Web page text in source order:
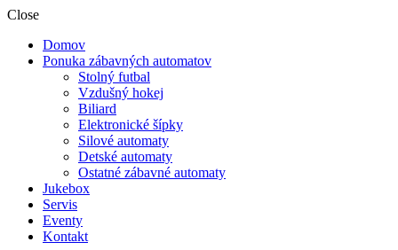
Close
Domov
Ponuka zábavných automatov
Stolný futbal
Vzdušný hokej
Biliard
Elektronické šípky
Silové automaty
Detské automaty
Ostatné zábavné automaty
Jukebox
Servis
Eventy
Kontakt